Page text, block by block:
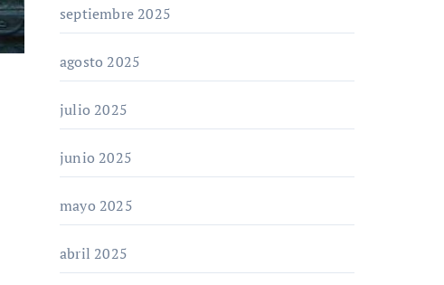
septiembre 2025
agosto 2025
julio 2025
junio 2025
mayo 2025
abril 2025